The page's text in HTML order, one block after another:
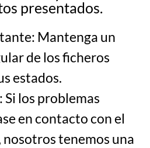
presentados.
Mantenga un
de los ficheros
estados.
los problemas
en contacto con el
tenemos una